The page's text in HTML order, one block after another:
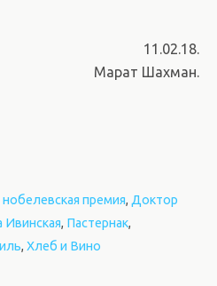
11.02.18.
Марат Шахман.
премия, Доктор
Ивинская, Пастернак,
, Хлеб и Вино